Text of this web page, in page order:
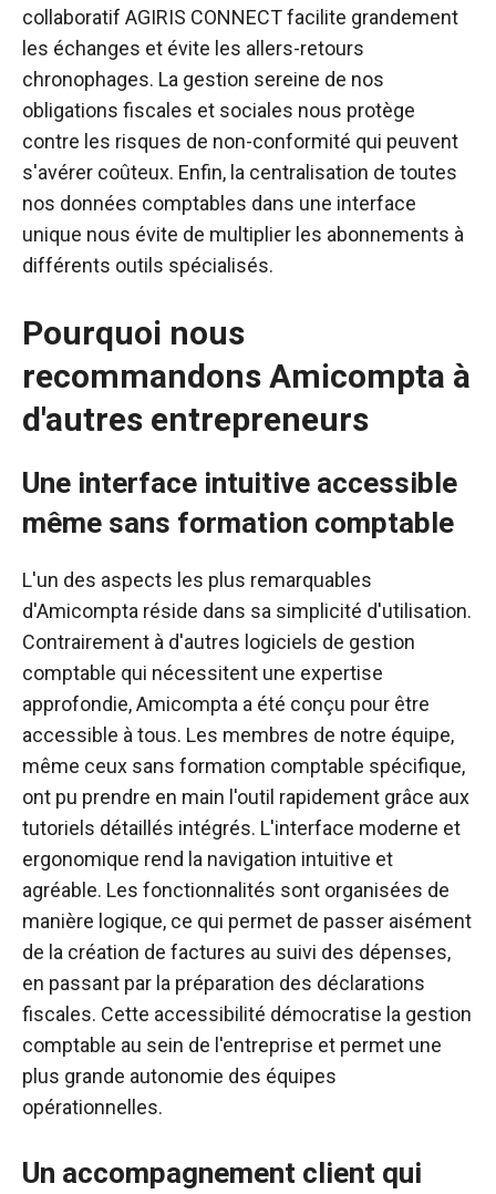
collaboratif AGIRIS CONNECT facilite grandement
les échanges et évite les allers-retours
chronophages. La gestion sereine de nos
obligations fiscales et sociales nous protège
contre les risques de non-conformité qui peuvent
s'avérer coûteux. Enfin, la centralisation de toutes
nos données comptables dans une interface
unique nous évite de multiplier les abonnements à
différents outils spécialisés.
Pourquoi nous
recommandons Amicompta à
d'autres entrepreneurs
Une interface intuitive accessible
même sans formation comptable
L'un des aspects les plus remarquables
d'Amicompta réside dans sa simplicité d'utilisation.
Contrairement à d'autres logiciels de gestion
comptable qui nécessitent une expertise
approfondie, Amicompta a été conçu pour être
accessible à tous. Les membres de notre équipe,
même ceux sans formation comptable spécifique,
ont pu prendre en main l'outil rapidement grâce aux
tutoriels détaillés intégrés. L'interface moderne et
ergonomique rend la navigation intuitive et
agréable. Les fonctionnalités sont organisées de
manière logique, ce qui permet de passer aisément
de la création de factures au suivi des dépenses,
en passant par la préparation des déclarations
fiscales. Cette accessibilité démocratise la gestion
comptable au sein de l'entreprise et permet une
plus grande autonomie des équipes
opérationnelles.
Un accompagnement client qui